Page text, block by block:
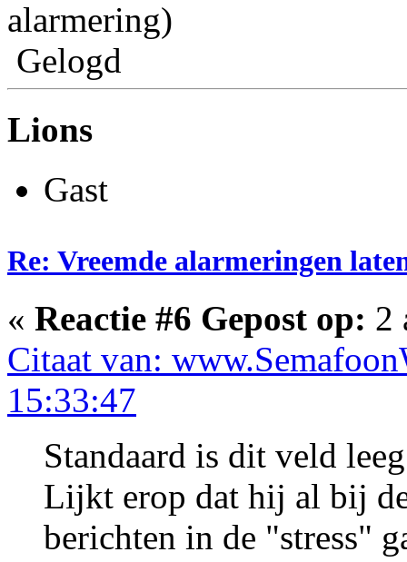
alarmering)
Gelogd
Lions
Gast
Re: Vreemde alarmeringen
« Reactie #6 Gepost op: 2
Citaat van:
15:33:47
Standaard is dit veld
Lijkt erop dat hij al bij
berichten in de "stress"